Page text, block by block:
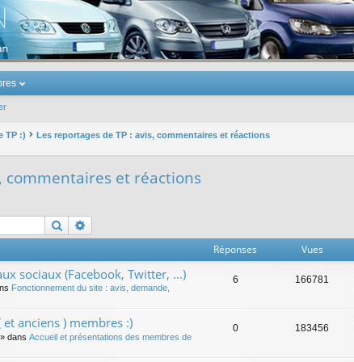
Touran
TP :) Les reportages de TP : avis, commentaires et réactions
commentaires et réactions
Rechercher
Réponses Vues
sociaux (Facebook, Twitter, ...)
Fonctionnement du site : avis, demande,
6 166781
anciens ) membres :)
» dans Accueil et présentations des membres de
0 183456